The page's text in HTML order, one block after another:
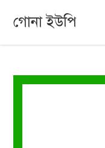
গোনা ইউপি